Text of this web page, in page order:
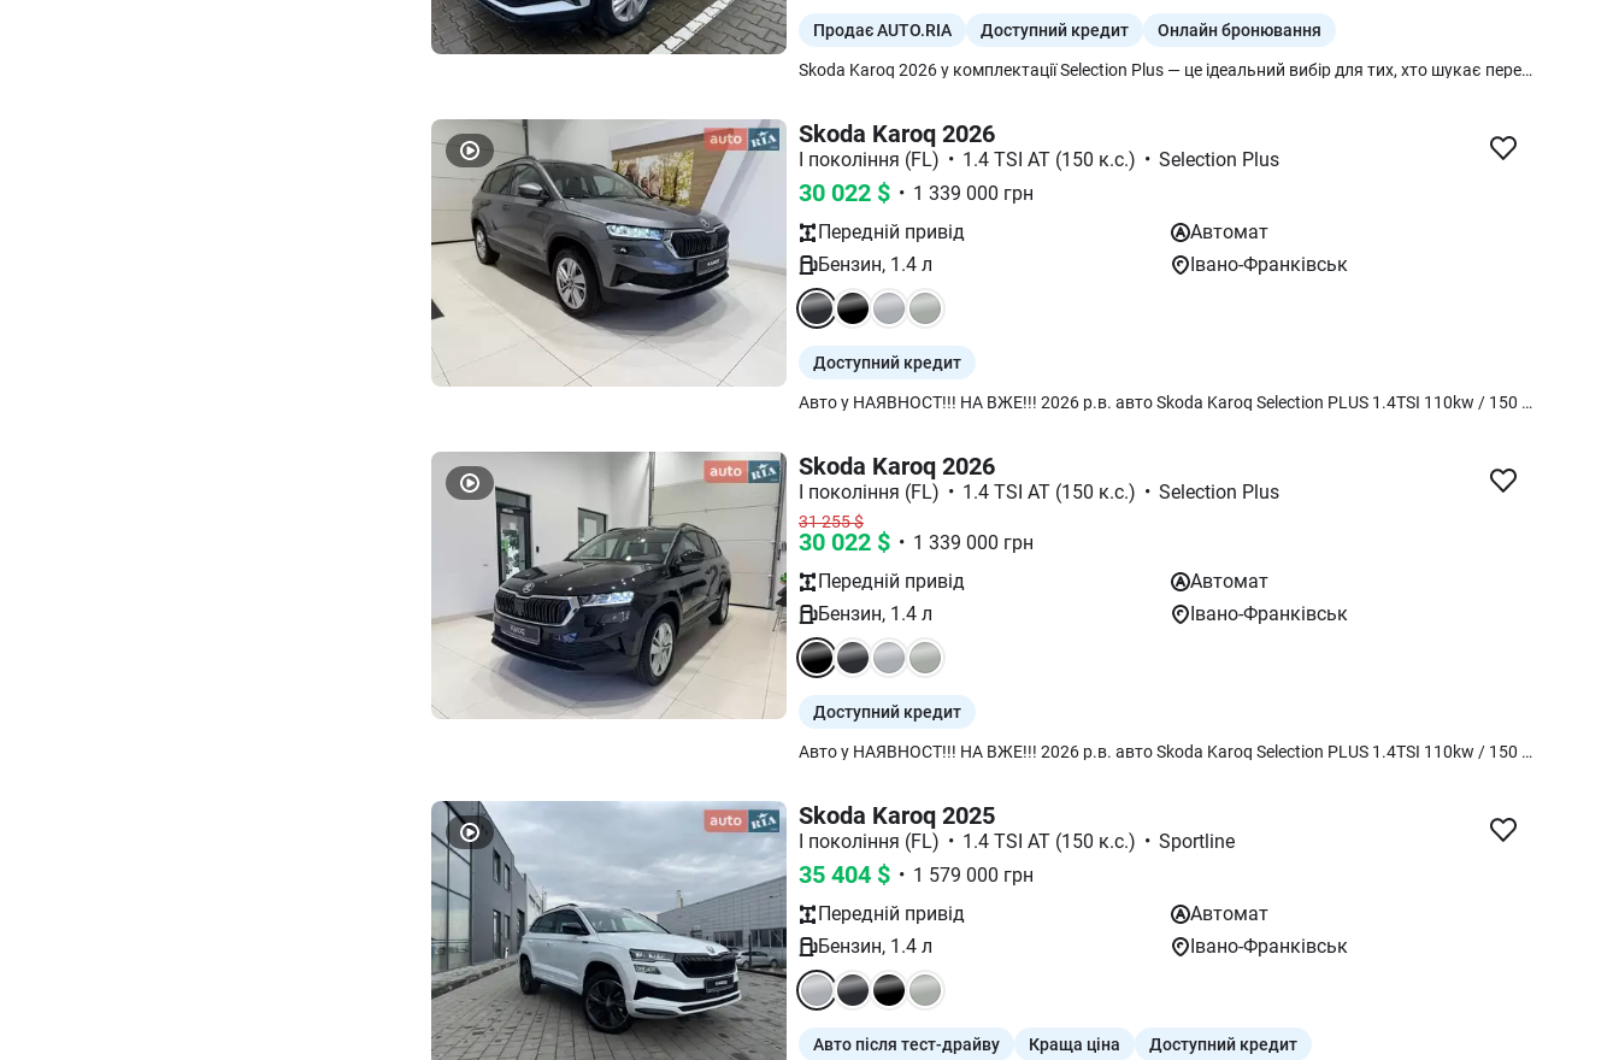
Продає AUTO.RIA Доступний кредит Онлайн бронювання
Skoda Karoq 2026 у комплектації Selection Plus — це ідеальний вибір для тих, хто шукає перевірену надійність у поєднанні з розширеним переліком сучасних зручностей, що робить кожну поїздку максимально вигідною та комфортною. Головна цінність цієї моделі полягає у гармонійному тандемі потужного 150-сильного двигуна 1.4 TSI та класичного 8-ступеневого «автомата», що забезпечує не лише приємну динаміку та паливну ощадливість, а й високий рівень експлуатаційної надійності. Обираючи версію Selection Plus, ви інвестуєте у свій щоденний спокій: цифрова панель приладів, розширена мультимедіа та інтелектуальні помічники водія створюють відчуття автомобіля вищого сегменту, зберігаючи при цьому фірмову практичність Simply Clever. Це зважене рішення для власника, який цінує баланс між технологічністю, затишком сімейного кросовера та гарантованою високою вартістю автомобіля на ринку в майбутньому.
Skoda Karoq 2026
I покоління (FL) • 1.4 TSI AT (150 к.с.) • Selection Plus
30 022 $ • 1 339 000 грн
Передній привід
Автомат
Бензин, 1.4 л Івано-Франківськ
Доступний кредит
Авто у НАЯВНОСТ!!! НА ВЖЕ!!! 2026 р.в. авто Skoda Karoq Selection PLUS 1.4TSI 110kw / 150 к.с. 8 AT гідротрансформатор AISIN (Автоматична КПП) в НОВОМУ сірому кольорі металік Graphite Grey 5X5X Selection PLUS Комплектація : Selection Plus Додаткові опції: – Електричний багажник Віртуальна педаль з помахом ноги – Лобове скло з підігрівом – Підігрів передніх та задніх сидінь – "PARK DISTANCE CONTROL" - датчики паркування спереду і ззаду – З камерою заднього виду Вартість авто 1 339 000 грн з ПДВ. Ми працюємо, світло є (якщо ні, то у нас працює генератор). За детальнішою інформацією звертайтесь за номером телефону
Skoda Karoq 2026
I покоління (FL) • 1.4 TSI AT (150 к.с.) • Selection Plus
31 255$
30 022 $ • 1 339 000 грн
Передній привід
Автомат
Бензин, 1.4 л Івано-Франківськ
Доступний кредит
Авто у НАЯВНОСТ!!! НА ВЖЕ!!! 2026 р.в. авто Skoda Karoq Selection PLUS 1.4TSI 110kw / 150 к.с. 8 AT гідротрансформатор AISIN (Автоматична КПП) в чорному кольорі металік Black Magic Pearlescent 1Z1Z Selection PLUS Комплектація : Selection Plus Додаткові опції: – Електричний багажник Віртуальна педаль з помахом ноги – Лобове скло з підігрівом – Підігрів передніх та задніх сидінь – "PARK DISTANCE CONTROL" - датчики паркування спереду і ззаду – З камерою заднього виду Вартість авто 1 382 000 грн з ПДВ. Ми працюємо, світло є (якщо ні, то у нас працює генератор). За детальнішою інформацією звертайтесь за номером телефону
Skoda Karoq 2025
I покоління (FL) • 1.4 TSI AT (150 к.с.) • Sportline
35 404 $ • 1 579 000 грн
Передній привід
Автомат
Бензин, 1.4 л Івано-Франківськ
Авто після тест-драйву Краща ціна Доступний кредит